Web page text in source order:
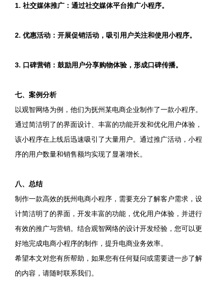
1. 社交媒体推广：通过社交媒体平台推广小程序。
2. 优惠活动：开展促销活动，吸引用户关注和使用小程序。
3. 口碑营销：鼓励用户分享购物体验，形成口碑传播。
七、案例分析
以观智网络为例，他们为抚州某电商企业制作了一款小程序。
通过简洁明了的界面设计、丰富的功能开发和优化用户体验，
该小程序在上线后迅速吸引了大量用户。通过推广活动，小程
序的用户数量和销售额均实现了显著增长。
八、总结
制作一款高效的抚州电商小程序，需要充分了解客户需求，设
计简洁明了的界面，开发丰富的功能，优化用户体验，并进行
有效的推广与营销。结合观智网络的设计开发经验，您可以更
好地完成电商小程序的制作，提升电商业务效率。
希望本文对您有所帮助，如果您有任何疑问或需要进一步了解
的内容，请随时联系我们。